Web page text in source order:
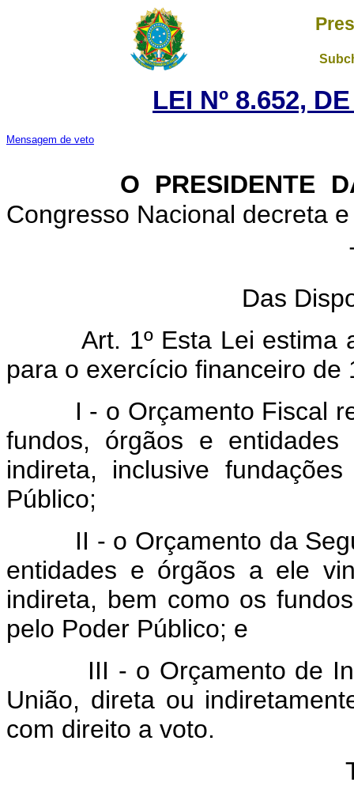
LEI Nº 8.652,
Mensagem de veto
O PRESIDENTE
Congresso Nacional decreta
Das
Art. 1º Esta Lei estima
para o exercício financeiro de
I - o Orçamento Fiscal
fundos, órgãos e
indireta, inclusive
Público;
II - o Orçamento da
entidades e órgãos a ele
indireta, bem como os
pelo Poder Público; e
III - o Orçamento de
União, direta ou
com direito a voto.